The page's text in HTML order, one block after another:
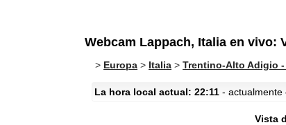
Webcam Lappach, Italia en vivo:
> Europa > Italia > Trentino-Alto Adigio
La hora local actual: 22:11 - actualmente
Vista